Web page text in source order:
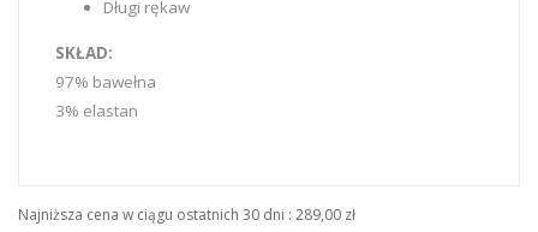
Długi rękaw
SKŁAD:
97% bawełna
3% elastan
Najniższa cena w ciągu ostatnich 30 dni : 289,00 zł